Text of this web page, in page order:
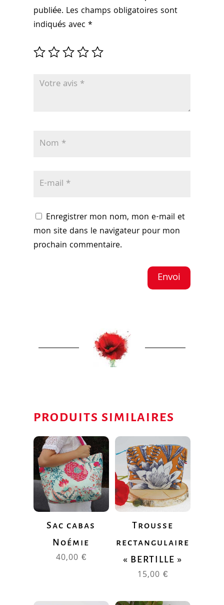
publiée. Les champs obligatoires sont
indiqués avec*
Enregistrer mon nom, mon e-mail et
mon site dans le navigateur pour mon
prochain commentaire.
Envoi
PRODUITS SIMILAIRES
Sac cabas
Noémie
40,00 €
Trousse
rectangulaire
« BERTILLE »
15,00€